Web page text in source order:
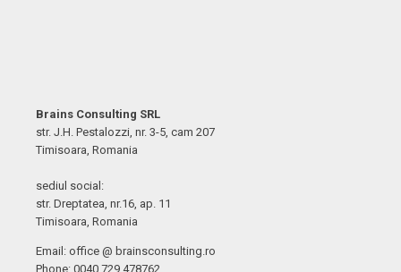
Brains Consulting SRL
str. J.H. Pestalozzi, nr. 3-5, cam 207
Timisoara, Romania
sediul social:
str. Dreptatea, nr.16, ap. 11
Timisoara, Romania
Email: office @ brainsconsulting.ro
Phone: 0040 729 478762